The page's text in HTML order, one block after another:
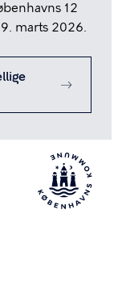
12
marts 2026.